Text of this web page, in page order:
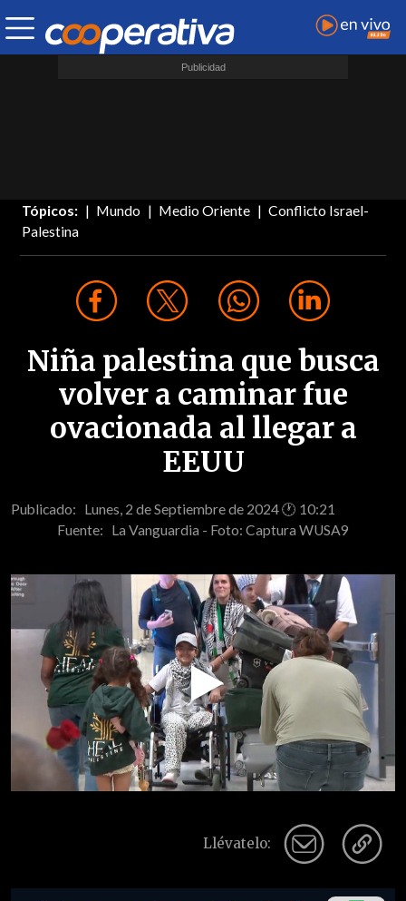
Tópicos: Mundo Medio Oriente
Conflicto Israel-
Palestina
Niña palestina que busca
volver a caminar fue
ovacionada al llegar a
EEUU
Publicado: Lunes, 2 de Septiembre de 2024 🕐 10:21
Fuente: La Vanguardia - Foto: Captura WUSA9
Play
Video
Llévatelo: